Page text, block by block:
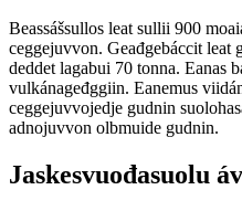
Beassášsullos leat sullii 900
ceggejuvvon. Geađgebáccit leat
deddet lagabui 70 tonna. Eanas
vulkánageđggiin. Eanemus
ceggejuvvojedje gudnin
adnojuvvon olbmuide gudnin.
Jaskesvuođasuolu